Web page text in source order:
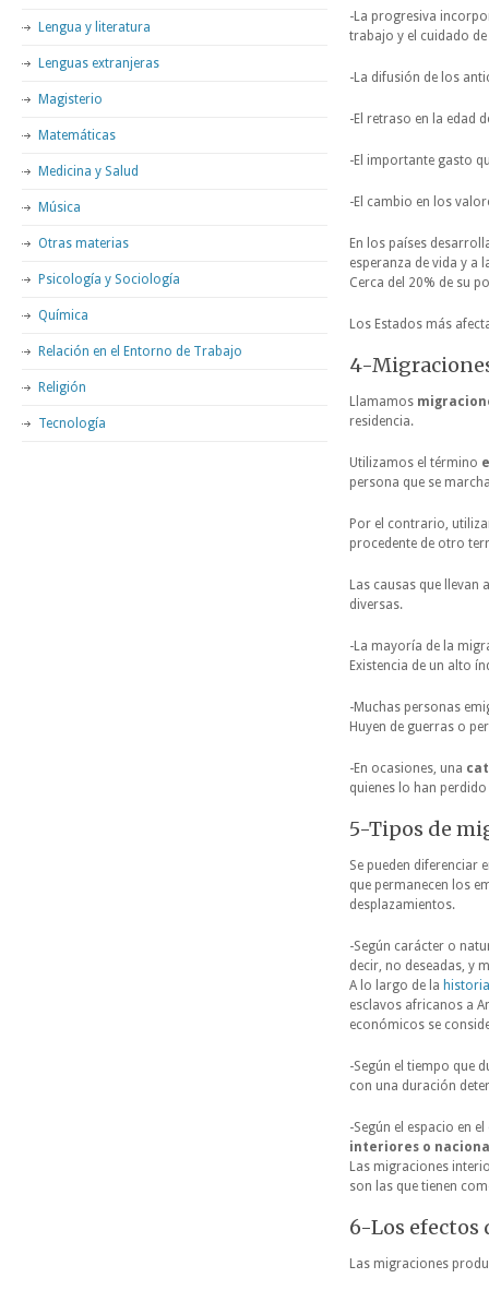
-La progresiva
trabajo y el cuidado
-La difusión de los
-El retraso en la edad
-El importante gasto
-El cambio en los
En los países
esperanza de vida y a
Cerca del 20% de su
Los Estados más
4-
Llamamos
residencia.
Utilizamos el término
persona que se
Por el contrario,
procedente de otro
Las causas que llevan
diversas.
-La mayoría de la
Existencia de un alto
-Muchas personas
Huyen de guerras o
-En ocasiones, una
quienes lo han
5-Tipos de
Se pueden diferenciar
que permanecen los
desplazamientos.
-Según carácter o
decir, no deseadas, y
A lo largo de la historia
esclavos africanos a
económicos se
-Según el tiempo que
con una duración
-Según el espacio en
interiores o
Las migraciones
son las que tienen
6-Los efectos
Las migraciones
Lengua y literatura
Lenguas extranjeras
Magisterio
Matemáticas
Medicina y Salud
Música
Otras materias
Psicología y Sociología
Química
Relación en el Entorno de Trabajo
Religión
Tecnología